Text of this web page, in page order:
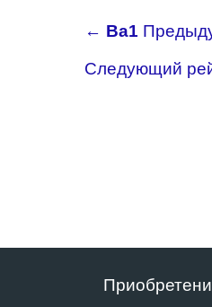
← Ba1
Следующий